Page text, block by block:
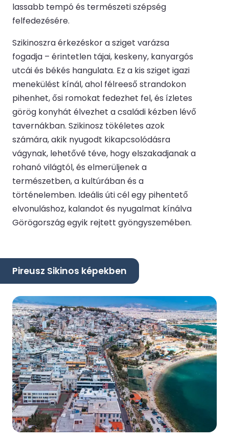
lassabb tempó és természeti szépség
felfedezésére.
Szikinoszra érkezéskor a sziget varázsa
fogadja – érintetlen tájai, keskeny, kanyargós
utcái és békés hangulata. Ez a kis sziget igazi
menekülést kínál, ahol félreeső strandokon
pihenhet, ősi romokat fedezhet fel, és ízletes
görög konyhát élvezhet a családi kézben lévő
tavernákban. Szikinosz tökéletes azok
számára, akik nyugodt kikapcsolódásra
vágynak, lehetővé téve, hogy elszakadjanak a
rohanó világtól, és elmerüljenek a
természetben, a kultúrában és a
történelemben. Ideális úti cél egy pihentető
elvonuláshoz, kalandot és nyugalmat kínálva
Görögország egyik rejtett gyöngyszemében.
Pireusz Sikinos képekben